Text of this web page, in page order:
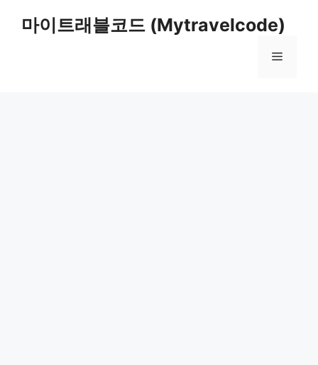
마이트래블코드 (Mytravelcode)
메